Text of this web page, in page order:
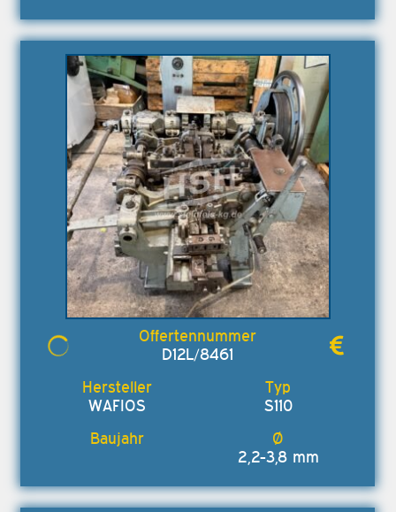
D12L/8461
WAFIOS S110
2,2-3,8 mm